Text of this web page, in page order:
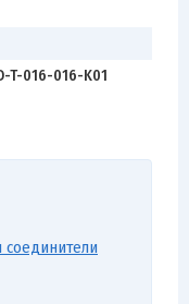
T-016-016-K01